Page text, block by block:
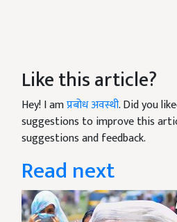
Like this article?
Hey! I amप्रबोध अवस्थी. Did you
suggestions to improve this
suggestions and feedback.
Read next